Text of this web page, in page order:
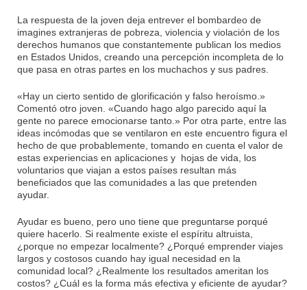
La respuesta de la joven deja entrever el bombardeo de
imagines extranjeras de pobreza, violencia y violación de los
derechos humanos que constantemente publican los medios
en Estados Unidos, creando una percepción incompleta de lo
que pasa en otras partes en los muchachos y sus padres.
«Hay un cierto sentido de glorificación y falso heroísmo.»
Comentó otro joven. «Cuando hago algo parecido aquí la
gente no parece emocionarse tanto.» Por otra parte, entre las
ideas incómodas que se ventilaron en este encuentro figura el
hecho de que probablemente, tomando en cuenta el valor de
estas experiencias en aplicaciones y hojas de vida, los
voluntarios que viajan a estos países resultan más
beneficiados que las comunidades a las que pretenden
ayudar.
Ayudar es bueno, pero uno tiene que preguntarse porqué
quiere hacerlo. Si realmente existe el espíritu altruista,
¿porque no empezar localmente? ¿Porqué emprender viajes
largos y costosos cuando hay igual necesidad en la
comunidad local? ¿Realmente los resultados ameritan los
costos? ¿Cuál es la forma más efectiva y eficiente de ayudar?